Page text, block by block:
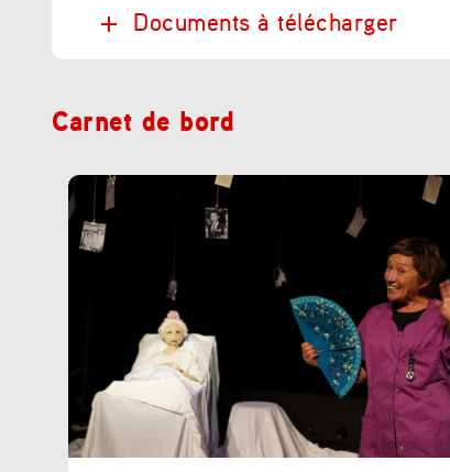
Documents à télécharger
Carnet de bord